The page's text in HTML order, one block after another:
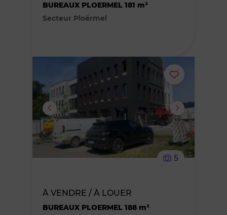
BUREAUX PLOERMEL 181 m²
Secteur Ploërmel
Ajouter
supprimer
le
5
À VENDRE / À LOUER
BUREAUX PLOERMEL 188 m²